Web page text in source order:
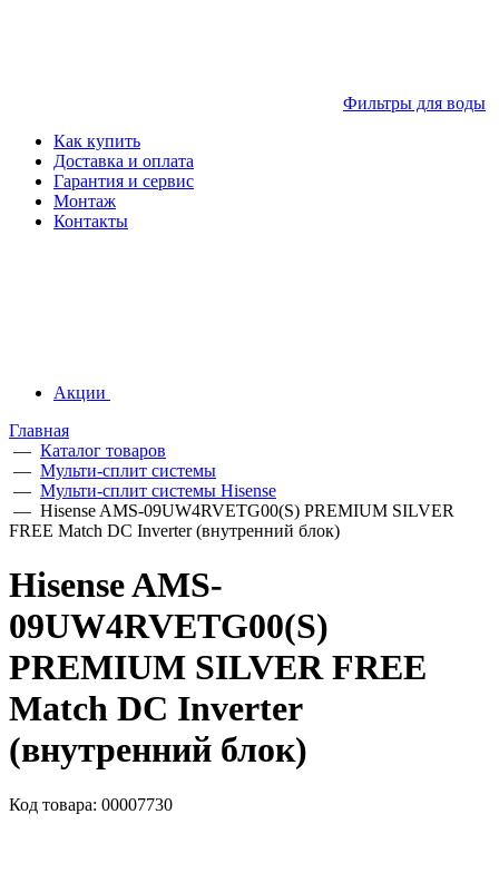
Фильтры для воды
Как купить
Доставка и оплата
Гарантия и сервис
Монтаж
Контакты
Акции
Главная
— Каталог товаров
— Мульти-сплит системы
— Мульти-сплит системы Hisense
— Hisense AMS-09UW4RVETG00(S) PREMIUM SILVER
FREE Match DC Inverter (внутренний блок)
Hisense AMS-
09UW4RVETG00(S)
PREMIUM SILVER FREE
Match DC Inverter
(внутренний блок)
Код товара: 00007730